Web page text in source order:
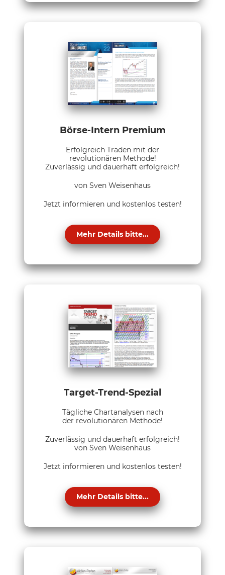
Börse-Intern Premium
Erfolgreich Traden mit der
revolutionären Methode!
Zuverlässig und dauerhaft erfolgreich!
von Sven Weisenhaus
Jetzt informieren und kostenlos testen!
Mehr Details bitte...
Target-Trend-Spezial
Tägliche Chartanalysen nach
der revolutionären Methode!
Zuverlässig und dauerhaft erfolgreich!
von Sven Weisenhaus
Jetzt informieren und kostenlos testen!
Mehr Details bitte...